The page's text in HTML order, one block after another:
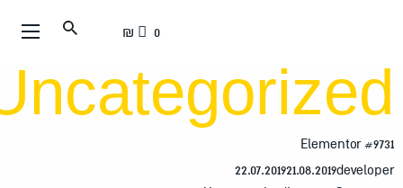
Elementor
22.07.201921.08.2019